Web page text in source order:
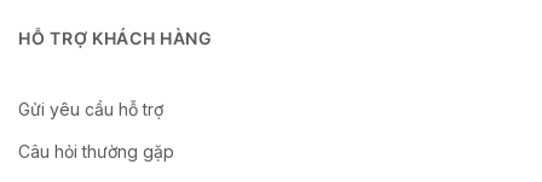
HỖ TRỢ KHÁCH HÀNG
Gửi yêu cầu hỗ trợ
Câu hỏi thường gặp